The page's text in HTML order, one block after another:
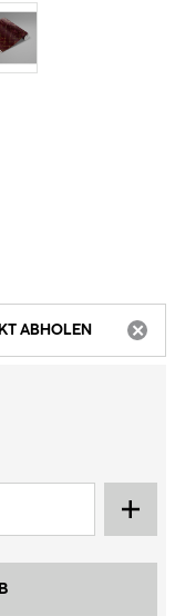
ABHOLEN